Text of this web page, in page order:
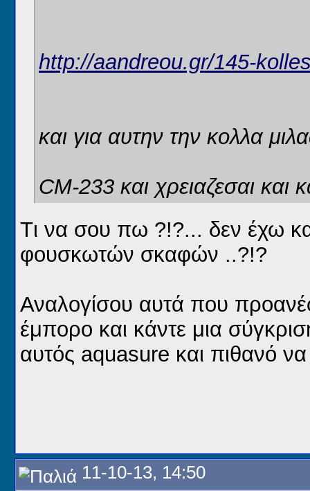
http://aandreou.gr/145-
και για αυτην την κολλα
CM-233 και χρειαζεσαι και
Tι να σου πω ?!?... δεν έχω
φουσκωτών σκαφών ..?!?
Αναλογίσου αυτά που
έμπορο και κάντε μια
αυτός aquasure και πιθανό να
11-10-13, 14:50